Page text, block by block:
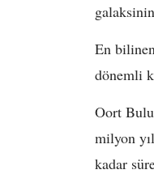
En
dönemli
Oort
milyon
kadar